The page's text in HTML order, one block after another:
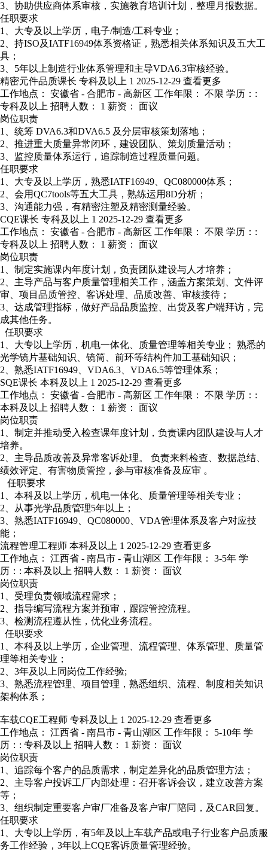
3、协助供应商体系审核，实施教育培训计划，整理月报数据。
任职要求
1、大专及以上学历，电子/制造/工科专业；
2、持ISO及IATF16949体系资格证，熟悉相关体系知识及五大工
具；
3、5年以上制造行业体系管理和主导VDA6.3审核经验。
精密元件品质课长 专科及以上 1 2025-12-29 查看更多
工作地点： 安徽省 - 合肥市 - 高新区 工作年限： 不限 学历：:
专科及以上 招聘人数： 1 薪资： 面议
岗位职责
1、统筹 DVA6.3和DVA6.5 及分层审核策划落地；
2、推进重大质量异常闭环，建设团队、策划质量活动；
3、监控质量体系运行，追踪制造过程质量问题。
任职要求
1、大专及以上学历，熟悉IATF16949、QC080000体系；
2、会用QC7tools等五大工具，熟练运用8D分析；
3、沟通能力强，有精密注塑及精密测量经验。
CQE课长 专科及以上 1 2025-12-29 查看更多
工作地点： 安徽省 - 合肥市 - 高新区 工作年限： 不限 学历：:
专科及以上 招聘人数： 1 薪资： 面议
岗位职责
1、制定实施课内年度计划，负责团队建设与人才培养；
2、主导产品与客户质量管理相关工作，涵盖方案策划、文件评
审、项目品质管控、客诉处理、品质改善、审核接待；
3、达成管理指标，做好产品品质监控、出货及客户端拜访，完
成其他任务。
任职要求
1、大专以上学历，机电一体化、质量管理等相关专业； 熟悉的
光学镜片基础知识、镜筒、前环等结构件加工基础知识；
2、熟悉IATF16949、VDA6.3、VDA6.5等管理体系；
SQE课长 本科及以上 1 2025-12-29 查看更多
工作地点： 安徽省 - 合肥市 - 高新区 工作年限： 不限 学历：:
本科及以上 招聘人数： 1 薪资： 面议
岗位职责
1、制定并推动受入检查课年度计划，负责课内团队建设与人才
培养。
2、主导品质改善及异常客诉处理。 负责来料检查、数据总结、
绩效评定、有害物质管控，参与审核准备及应审 。
任职要求
1、本科及以上学历，机电一体化、质量管理等相关专业；
2、从事光学品质管理5年以上；
3、熟悉IATF16949、QC080000、VDA管理体系及客户对应技
能；
流程管理工程师 本科及以上 1 2025-12-29 查看更多
工作地点： 江西省 - 南昌市 - 青山湖区 工作年限： 3-5年 学
历：: 本科及以上 招聘人数： 1 薪资： 面议
岗位职责
1、受理负责领域流程需求；
2、指导编写流程方案并预审，跟踪管控流程。
3、检测流程遵从性，优化业务流程。
任职要求
1、本科及以上学历，企业管理、流程管理、体系管理、质量管
理等相关专业；
2、3年及以上同岗位工作经验;
3、熟悉流程管理、项目管理，熟悉组织、流程、制度相关知识
架构体系；
车载CQE工程师 专科及以上 1 2025-12-29 查看更多
工作地点： 江西省 - 南昌市 - 青山湖区 工作年限： 5-10年 学
历：: 专科及以上 招聘人数： 1 薪资： 面议
岗位职责
1、追踪每个客户的品质需求，制定差异化的品质管理方法；
2、主导客户投诉工厂内部处理：召开客诉会议，建立改善方案
等；
3、组织制定重要客户审厂准备及客户审厂陪同，及CAR回复。
任职要求
1、大专以上学历，有5年及以上车载产品或电子行业客户品质服
务工作经验，3年以上CQE客诉质量管理经验。